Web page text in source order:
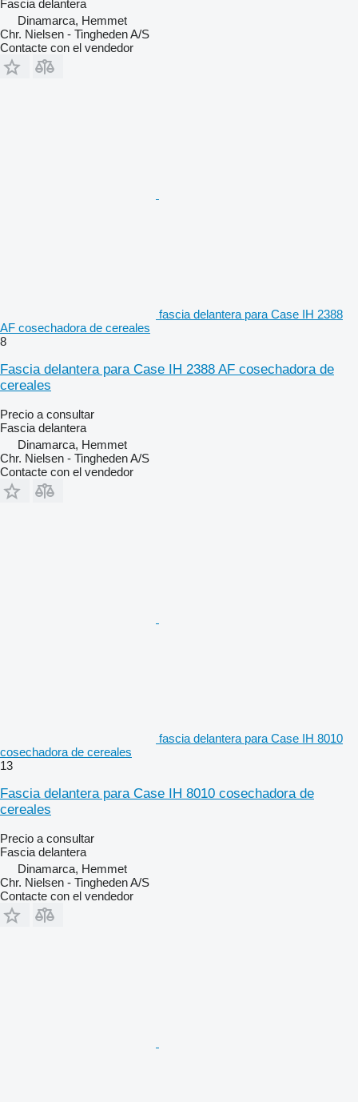
Fascia delantera
Dinamarca, Hemmet
Chr. Nielsen - Tingheden A/S
Contacte con el vendedor
fascia delantera para Case IH 2388
AF cosechadora de cereales
8
Fascia delantera para Case IH 2388 AF cosechadora de
cereales
Precio a consultar
Fascia delantera
Dinamarca, Hemmet
Chr. Nielsen - Tingheden A/S
Contacte con el vendedor
fascia delantera para Case IH 8010
cosechadora de cereales
13
Fascia delantera para Case IH 8010 cosechadora de
cereales
Precio a consultar
Fascia delantera
Dinamarca, Hemmet
Chr. Nielsen - Tingheden A/S
Contacte con el vendedor